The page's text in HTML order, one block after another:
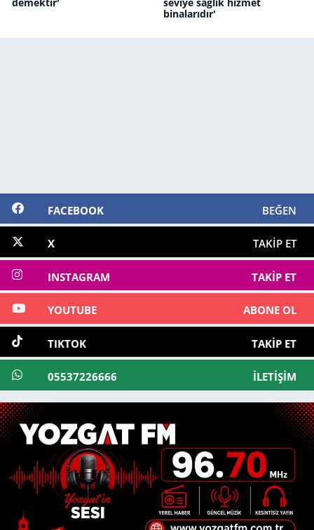
binalarıdır'
FACEBOOK BEĞEN
X TAKIP ET
INSTAGRAM TAKIP ET
YOUTUBE ABONE OL
TIKTOK TAKIP ET
05537226666 İLETIŞIM